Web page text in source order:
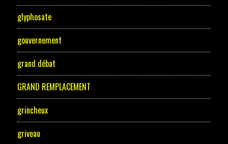
glyphosate
gouvernement
grand débat
GRAND REMPLACEMENT
grincheux
griveau